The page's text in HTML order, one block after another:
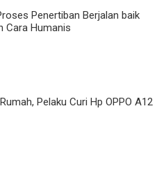
Penertiban Berjalan baik
Cara Humanis
Pelaku Curi Hp OPPO A12